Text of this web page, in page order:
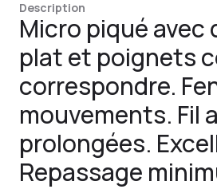
Description
Micro piqué
plat et poignets
correspondre.
mouvements. Fil
prolongées.
Repassage